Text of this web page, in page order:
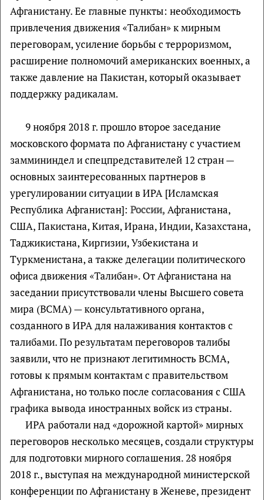
Афганистану. Ее главные пункты: необходимость
привлечения движения «Талибан» к мирным
переговорам, усиление борьбы с терроризмом,
расширение полномочий американских военных, а
также давление на Пакистан, который оказывает
поддержку радикалам.
9 ноября 2018 г. прошло второе заседание
московского формата по Афганистану с участием
заммининдел и спецпредставителей 12 стран —
основных заинтересованных партнеров в
урегулировании ситуации в ИРА [Исламская
Республика Афганистан]: России,Афганистана,
США, Пакистана, Китая, Ирана, Индии, Казахстана,
Таджикистана, Киргизии, Узбекистана и
Туркменистана, а также делегации политического
офиса движения «Талибан». От Афганистана на
заседании присутствовали члены Высшего совета
мира (ВСМА) — консультативного органа,
созданного в ИРА для налаживания контактов с
талибами. По результатам переговоров талибы
заявили, что не признают легитимность ВСМА,
готовы к прямым контактам с правительством
Афганистана, но только после согласования с США
графика вывода иностранных войск из страны.
ИРА работали над «дорожной картой» мирных
переговоров несколько месяцев, создали структуры
для подготовки мирного соглашения. 28 ноября
2018 г., выступая на международной министерской
конференции по Афганистану в Женеве, президент